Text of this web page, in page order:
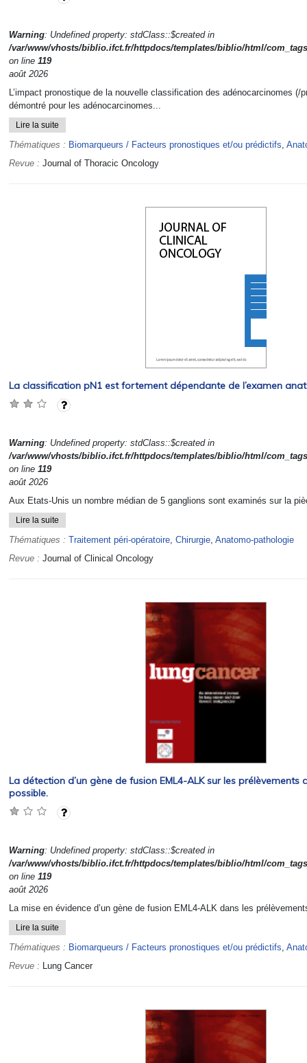
Warning: Undefined property: stdClass::$created in
/var/www/vhosts/biblio.ifct.fr/httpdocs/templates/biblio/html/
on line 119
août 2026
L’impact pronostique de la nouvelle classification des adénocarcinomes (/
démontré pour les adénocarcinomes...
Lire la suite
Thématiques : Biomarqueurs / Facteurs pronostiques et/ou prédictifs,
Revue : Journal of Thoracic Oncology
La classification pN1 est fortement dépendante de l’examen
Warning: Undefined property: stdClass::$created in
/var/www/vhosts/biblio.ifct.fr/httpdocs/templates/biblio/html/
on line 119
août 2026
Aux Etats-Unis un nombre médian de 5 ganglions sont examinés sur la
Lire la suite
Thématiques : Traitement péri-opératoire, Chirurgie, Anatomo-pathologie
Revue : Journal of Clinical Oncology
La détection d’un gène de fusion EML4-ALK sur les prélèvements
possible.
Warning: Undefined property: stdClass::$created in
/var/www/vhosts/biblio.ifct.fr/httpdocs/templates/biblio/html/
on line 119
août 2026
La mise en évidence d’un gène de fusion EML4-ALK dans les
Lire la suite
Thématiques : Biomarqueurs / Facteurs pronostiques et/ou prédictifs,
Revue : Lung Cancer